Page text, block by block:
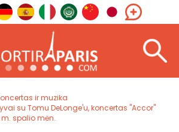
ir muzika
su Tomu DeLonge'u, koncertas "Accor"
m. spalio mėn.